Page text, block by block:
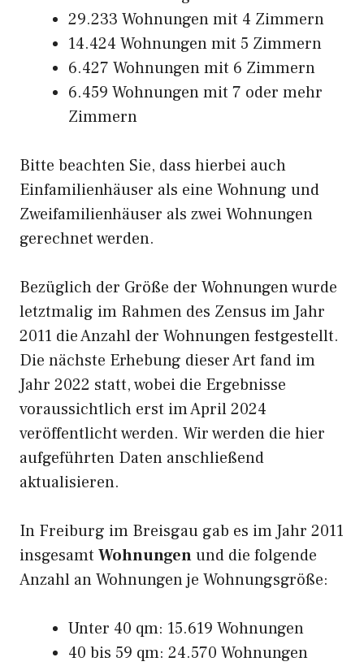
29.233 Wohnungen mit 4 Zimmern
14.424 Wohnungen mit 5 Zimmern
6.427 Wohnungen mit 6 Zimmern
6.459 Wohnungen mit 7 oder mehr
Zimmern
Bitte beachten Sie, dass hierbei auch
Einfamilienhäuser als eine Wohnung und
Zweifamilienhäuser als zwei Wohnungen
gerechnet werden.
Bezüglich der Größe der Wohnungen wurde
letztmalig im Rahmen des Zensus im Jahr
2011 die Anzahl der Wohnungen festgestellt.
Die nächste Erhebung dieser Art fand im
Jahr 2022 statt, wobei die Ergebnisse
voraussichtlich erst im April 2024
veröffentlicht werden. Wir werden die hier
aufgeführten Daten anschließend
aktualisieren.
In Freiburg im Breisgau gab es im Jahr 2011
insgesamt Wohnungenund die folgende
Anzahl an Wohnungen je Wohnungsgröße:
Unter 40 qm: 15.619 Wohnungen
40 bis 59 qm: 24.570 Wohnungen